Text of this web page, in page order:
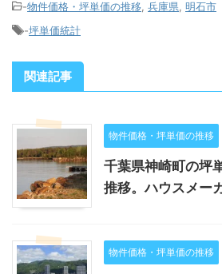
-物件価格・坪単価の推移, 兵庫県, 明石市
-坪単価統計
関連記事
物件価格・坪単価の推移
千葉県神崎町の坪
推移。ハウスメー
物件価格・坪単価の推移